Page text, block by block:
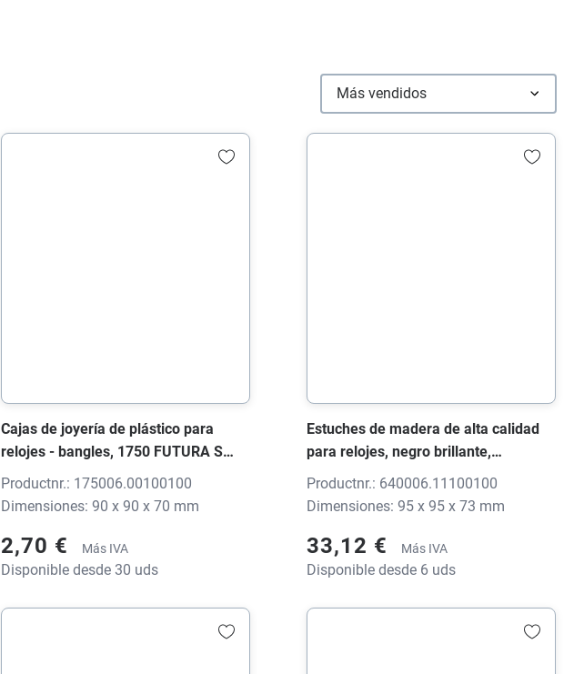
Cajas de joyería de plástico para
relojes - bangles, 1750 FUTURA S
negro, 90x90x70 mm, sin impresión
Productnr.: 175006.00100100
Dimensiones: 90 x 90 x 70 mm
2,70 € Más IVA
Disponible desde 30 uds
Estuches de madera de alta calidad
para relojes, negro brillante,
95x95x73 mm, sin impresión
Productnr.: 640006.11100100
Dimensiones: 95 x 95 x 73 mm
33,12 € Más IVA
Disponible desde 6 uds